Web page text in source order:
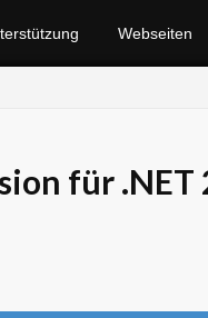
Webseiten
für .NET